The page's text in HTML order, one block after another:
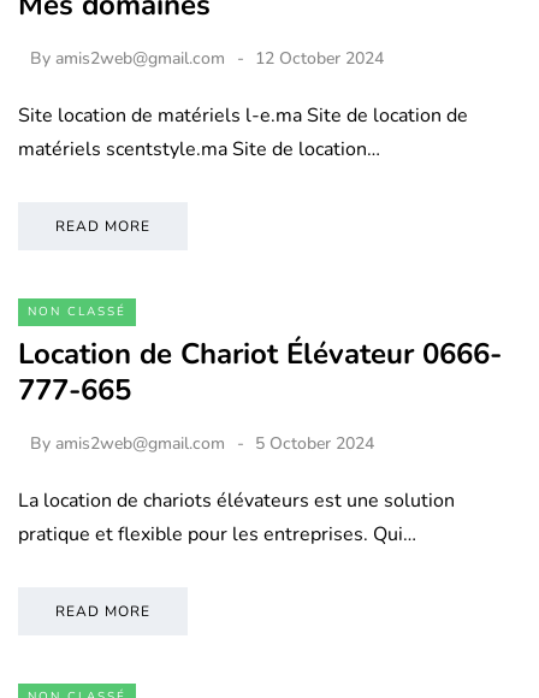
By amis2web@gmail.com 12 October 2024
Site location de matériels l-e.ma Site de location de
matériels scentstyle.ma Site de location…
READ MORE
NON CLASSÉ
Location de Chariot Élévateur 0666-
777-665
By amis2web@gmail.com 5 October 2024
La location de chariots élévateurs est une solution
pratique et flexible pour les entreprises. Qui…
READ MORE